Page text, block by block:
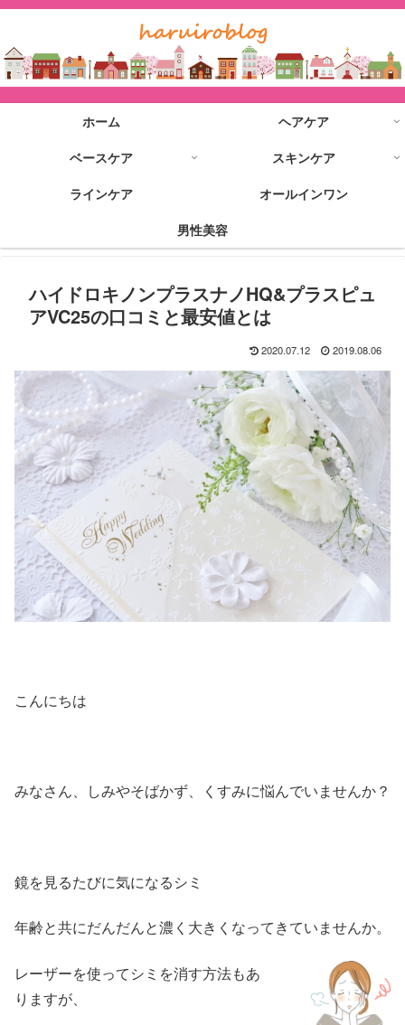
ホーム
ヘアケア
ベースケア
スキンケア
ラインケア
オールインワン
男性美容
ハイドロキノンプラスナノHQ&プラスピュ
アVC25の口コミと最安値とは
2020.07.12 2019.08.06
こんにちは
みなさん、しみやそばかず、くすみに悩んでいませんか？
鏡を見るたびに気になるシミ
年齢と共にだんだんと濃く大きくなってきていませんか。
レーザーを使ってシミを消す方法もあ
りますが、